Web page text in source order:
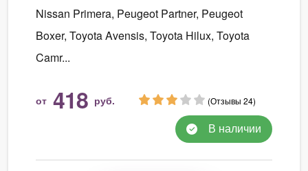
Nissan Primera, Peugeot Partner, Peugeot
Boxer, Toyota Avensis, Toyota Hilux, Toyota
Camr...
от 418 руб. (Отзывы 24)
В наличии